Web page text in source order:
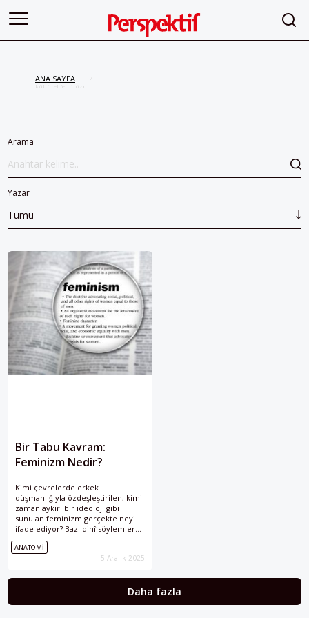
ANA SAYFA
kültürel feminizm
Arama
Yazar
Tümü
Bir Tabu Kavram:
Feminizm Nedir?
Kimi çevrelerde erkek
düşmanlığıyla özdeşleştirilen, kimi
zaman aykırı bir ideoloji gibi
sunulan feminizm gerçekte neyi
ifade ediyor? Bazı dinî söylemler
tarafından toplum yapısıyla
uyumsuz görülen feminizm
kavramını “Anatomi” serimizde
ANATOMI
5 Aralık 2025
Daha fazla